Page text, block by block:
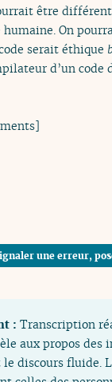
être
On
serait éthique
d’un code
une erreur,
:Transcription
aux propos des
discours fluide.